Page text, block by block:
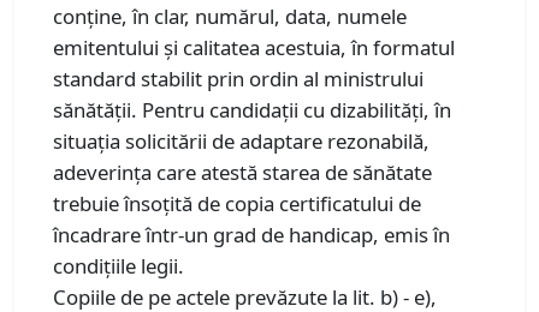
conţine, în clar, numărul, data, numele
emitentului şi calitatea acestuia, în formatul
standard stabilit prin ordin al ministrului
sănătăţii. Pentru candidaţii cu dizabilităţi, în
situaţia solicitării de adaptare rezonabilă,
adeverinţa care atestă starea de sănătate
trebuie însoţită de copia certificatului de
încadrare într-un grad de handicap, emis în
condiţiile legii.
Copiile de pe actele prevăzute la lit. b) - e),